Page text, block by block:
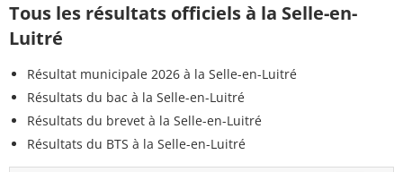
Tous les résultats officiels à la Selle-en-
Luitré
Résultat municipale 2026 à la Selle-en-Luitré
Résultats du bac à la Selle-en-Luitré
Résultats du brevet à la Selle-en-Luitré
Résultats du BTS à la Selle-en-Luitré